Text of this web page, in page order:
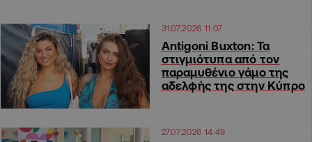
31.07.2026 11:07
Antigoni Buxton: Τα
στιγμιότυπα από τον
παραμυθένιο γάμο της
αδελφής της στην Κύπρο
27.07.2026 14:49